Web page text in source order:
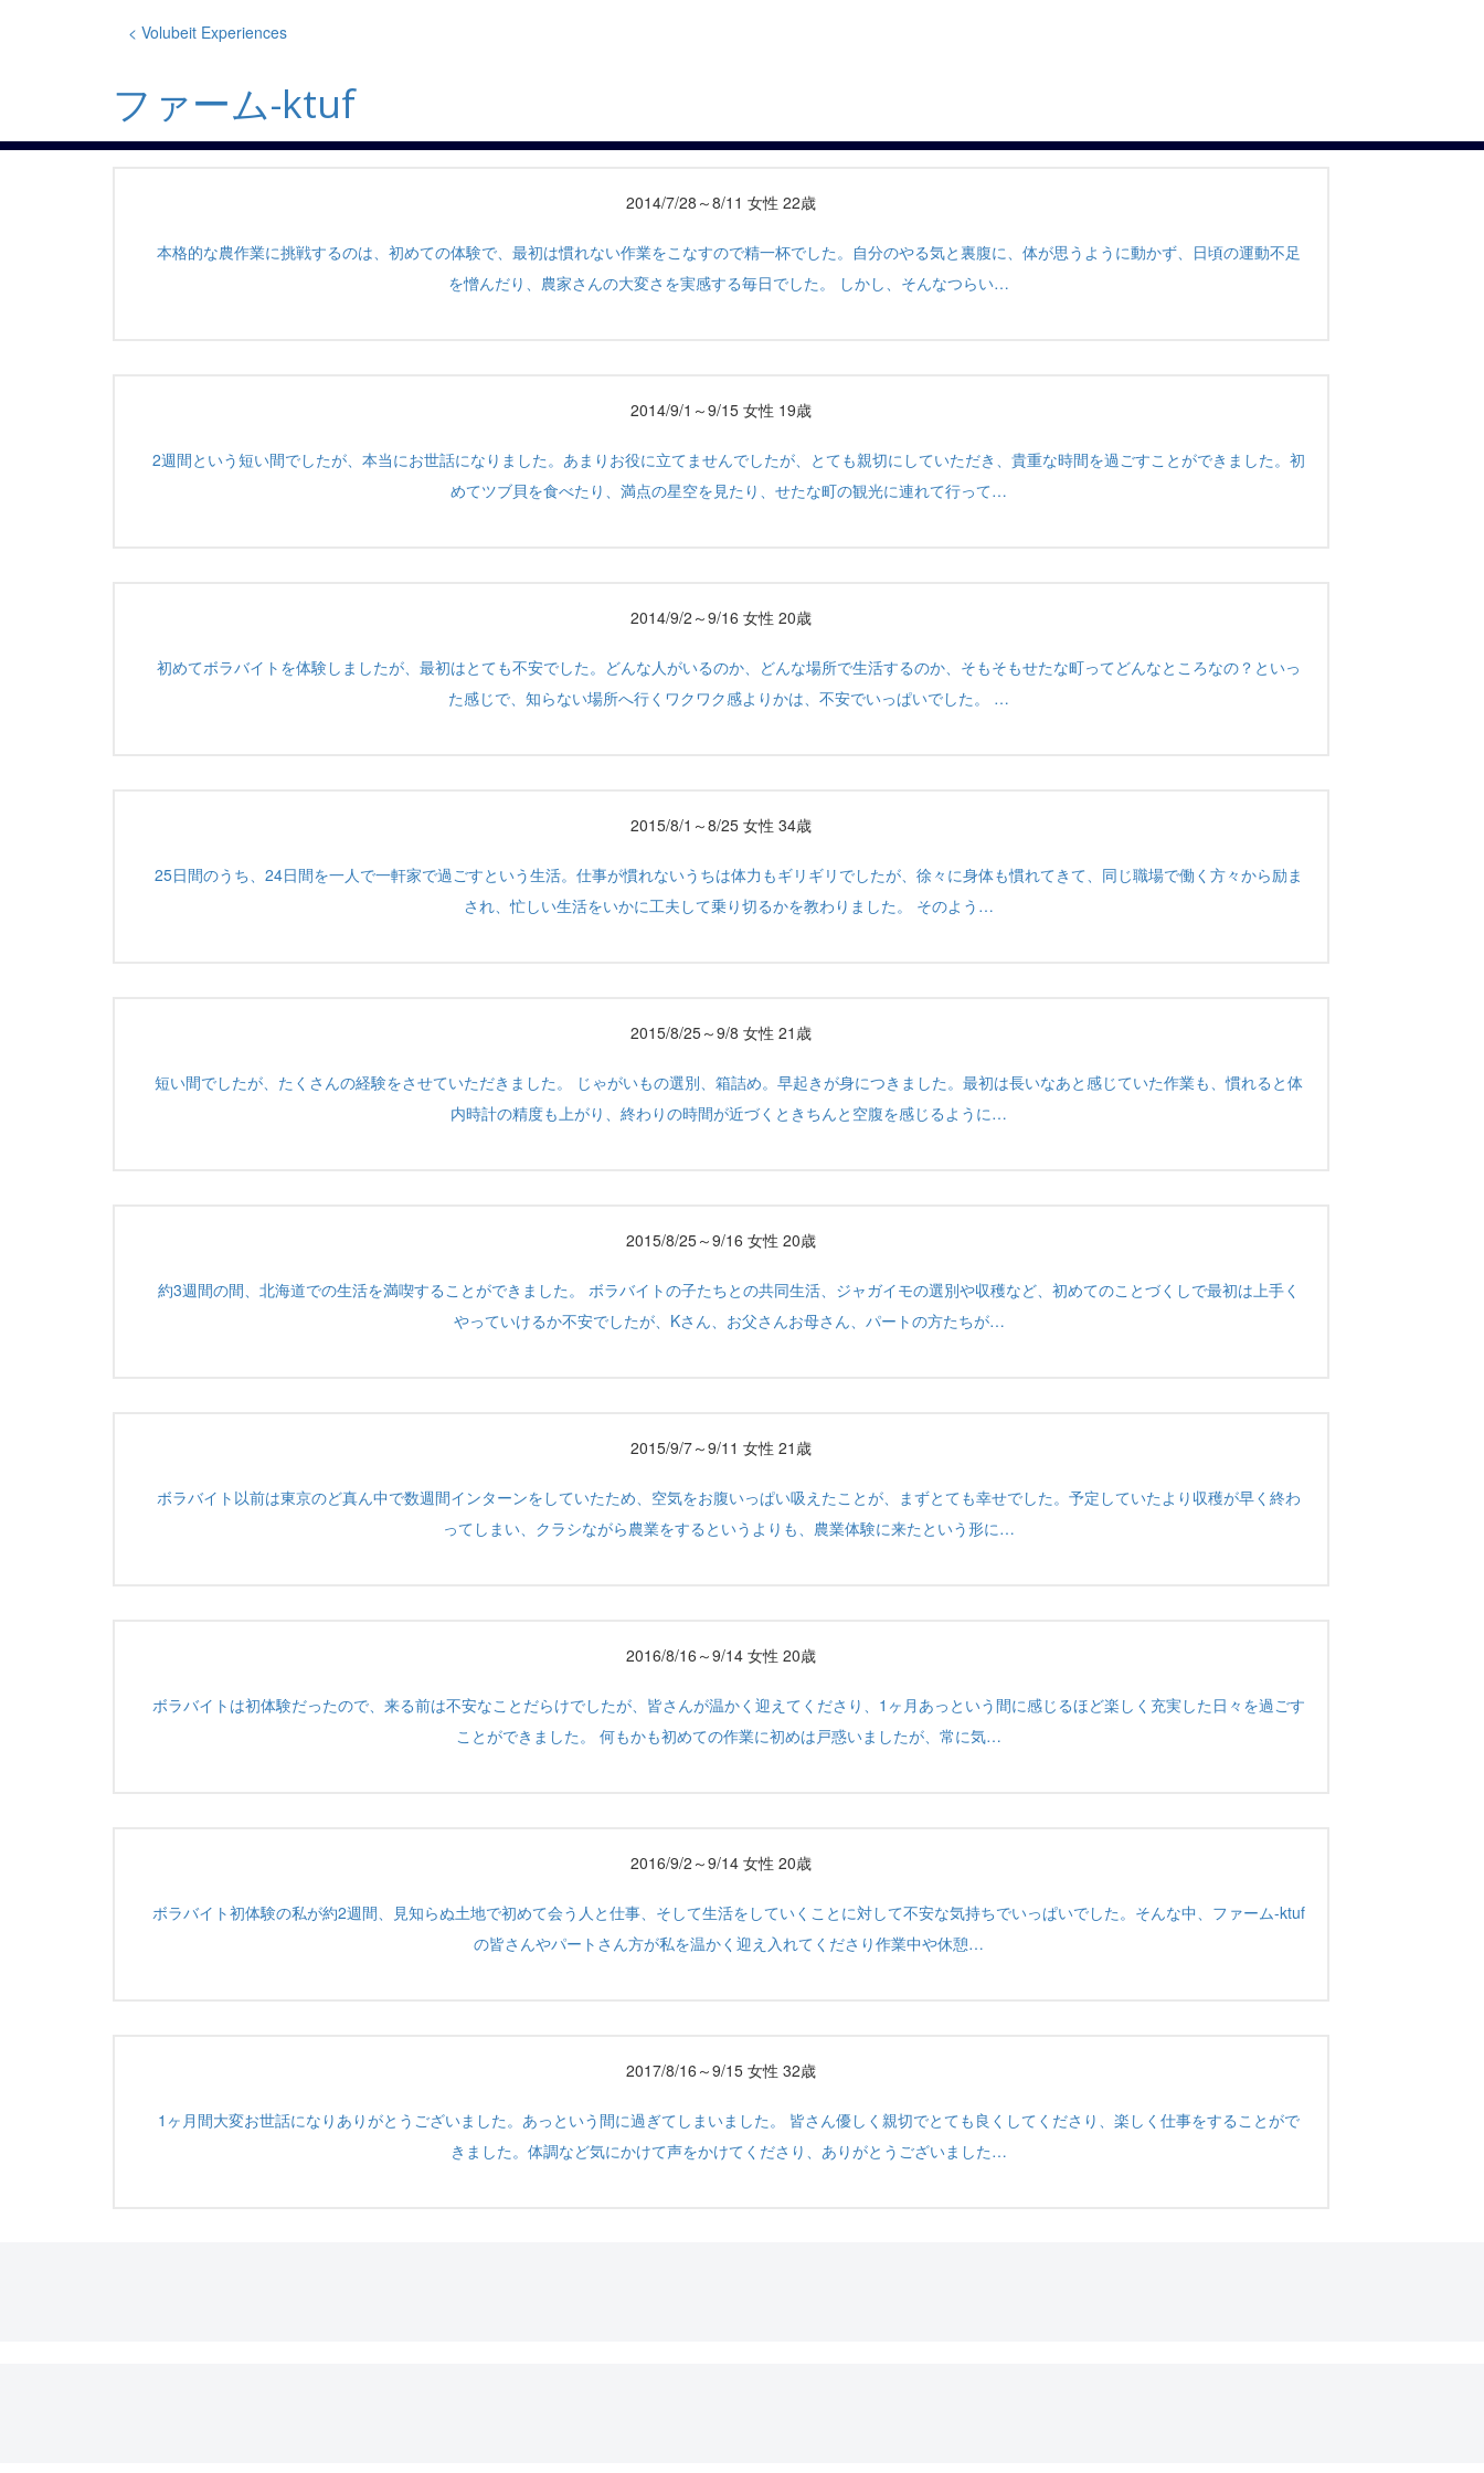
< Volubeit Experiences
ファーム-ktuf
2014/7/28～8/11 女性 22歳
本格的な農作業に挑戦するのは、初めての体験で、最初は慣れない作業をこなすので精一杯でした。自分のやる気と裏腹に、体が思うように動かず、日頃の運動不足
を憎んだり、農家さんの大変さを実感する毎日でした。 しかし、そんなつらい…
2014/9/1～9/15 女性 19歳
2週間という短い間でしたが、本当にお世話になりました。あまりお役に立てませんでしたが、とても親切にしていただき、貴重な時間を過ごすことができました。初
めてツブ貝を食べたり、満点の星空を見たり、せたな町の観光に連れて行って…
2014/9/2～9/16 女性 20歳
初めてボラバイトを体験しましたが、最初はとても不安でした。どんな人がいるのか、どんな場所で生活するのか、そもそもせたな町ってどんなところなの？といっ
た感じで、知らない場所へ行くワクワク感よりかは、不安でいっぱいでした。 …
2015/8/1～8/25 女性 34歳
25日間のうち、24日間を一人で一軒家で過ごすという生活。仕事が慣れないうちは体力もギリギリでしたが、徐々に身体も慣れてきて、同じ職場で働く方々から励ま
され、忙しい生活をいかに工夫して乗り切るかを教わりました。 そのよう…
2015/8/25～9/8 女性 21歳
短い間でしたが、たくさんの経験をさせていただきました。 じゃがいもの選別、箱詰め。早起きが身につきました。最初は長いなあと感じていた作業も、慣れると体
内時計の精度も上がり、終わりの時間が近づくときちんと空腹を感じるように…
2015/8/25～9/16 女性 20歳
約3週間の間、北海道での生活を満喫することができました。 ボラバイトの子たちとの共同生活、ジャガイモの選別や収穫など、初めてのことづくしで最初は上手く
やっていけるか不安でしたが、Kさん、お父さんお母さん、パートの方たちが…
2015/9/7～9/11 女性 21歳
ボラバイト以前は東京のど真ん中で数週間インターンをしていたため、空気をお腹いっぱい吸えたことが、まずとても幸せでした。予定していたより収穫が早く終わ
ってしまい、クラシながら農業をするというよりも、農業体験に来たという形に…
2016/8/16～9/14 女性 20歳
ボラバイトは初体験だったので、来る前は不安なことだらけでしたが、皆さんが温かく迎えてくださり、1ヶ月あっという間に感じるほど楽しく充実した日々を過ごす
ことができました。 何もかも初めての作業に初めは戸惑いましたが、常に気…
2016/9/2～9/14 女性 20歳
ボラバイト初体験の私が約2週間、見知らぬ土地で初めて会う人と仕事、そして生活をしていくことに対して不安な気持ちでいっぱいでした。そんな中、ファーム-ktuf
の皆さんやパートさん方が私を温かく迎え入れてくださり作業中や休憩…
2017/8/16～9/15 女性 32歳
1ヶ月間大変お世話になりありがとうございました。あっという間に過ぎてしまいました。 皆さん優しく親切でとても良くしてくださり、楽しく仕事をすることがで
きました。体調など気にかけて声をかけてくださり、ありがとうございました…